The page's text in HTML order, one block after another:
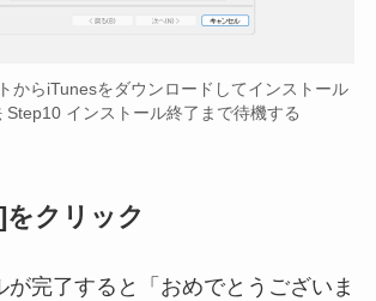
からiTunesをダウンロードしてインストール
Step10 インストール終了まで待機する
をクリック
が完了すると「おめでとうございま